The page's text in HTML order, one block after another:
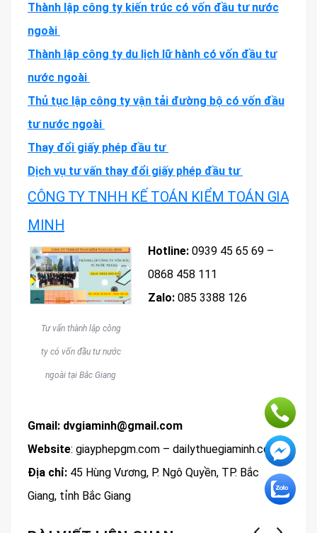
Thành lập công ty kiến trúc có vốn đầu tư nước
ngoài
Thành lập công ty du lịch lữ hành có vốn đầu tư
nước ngoài
Thủ tục lập công ty vận tải đường bộ có vốn đầu
tư nước ngoài
Thay đổi giấy phép đầu tư
Dịch vụ tư vấn thay đổi giấy phép đầu tư
CÔNG TY TNHH KẾ TOÁN KIỂM TOÁN GIA
MINH
Tư vấn thành lập công
ty có vốn đầu tư nước
ngoài tại Bắc Giang
Hotline: 0939 45 65 69 –
0868 458 111
Zalo: 085 3388 126
Gmail: dvgiaminh@gmail.com
Website: giayphepgm.com – dailythuegiaminh.com
Địa chỉ: 45 Hùng Vương, P. Ngô Quyền, TP. Bắc
Giang, tỉnh Bắc Giang